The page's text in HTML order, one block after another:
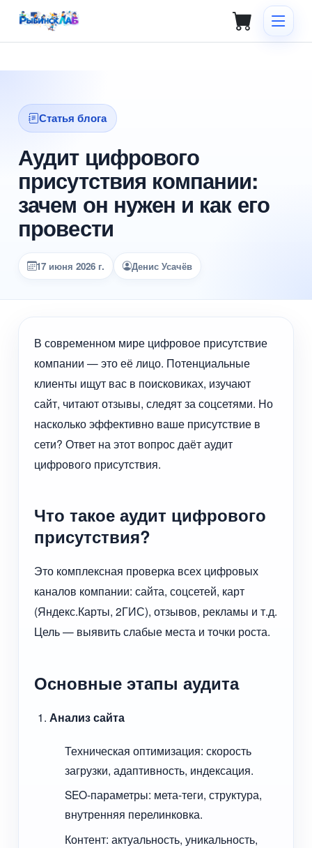
Статья блога
Аудит цифрового
присутствия компании:
зачем он нужен и как его
провести
17 июня 2026 г. Денис Усачёв
В современном мире цифровое присутствие
компании — это её лицо. Потенциальные
клиенты ищут вас в поисковиках, изучают
сайт, читают отзывы, следят за соцсетями. Но
насколько эффективно ваше присутствие в
сети? Ответ на этот вопрос даёт аудит
цифрового присутствия.
Что такое аудит цифрового
присутствия?
Это комплексная проверка всех цифровых
каналов компании: сайта, соцсетей, карт
(Яндекс.Карты, 2ГИС), отзывов, рекламы и т.д.
Цель — выявить слабые места и точки роста.
Основные этапы аудита
Анализ сайта
Техническая оптимизация: скорость
загрузки, адаптивность, индексация.
SEO-параметры: мета-теги, структура,
внутренняя перелинковка.
Контент: актуальность, уникальность,